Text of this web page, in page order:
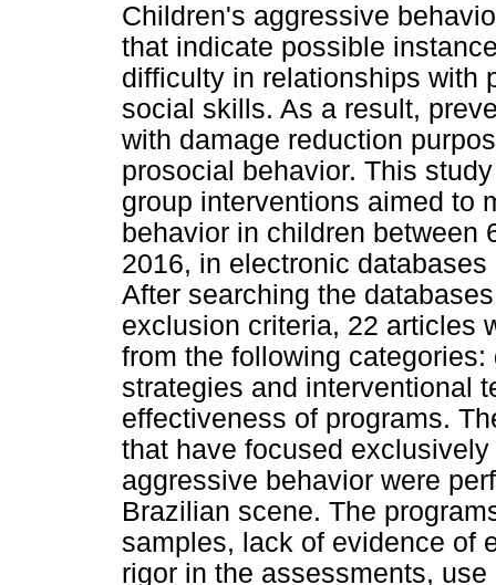
Children's aggressive
that indicate possible
difficulty in relationships with
social skills. As a result,
with damage reduction
prosocial behavior. This
group interventions aimed to
behavior in children between
2016, in electronic
After searching the
exclusion criteria, 22 articles
from the following
strategies and interventional
effectiveness of programs.
that have focused
aggressive behavior were
Brazilian scene. The
samples, lack of evidence of
rigor in the assessments,